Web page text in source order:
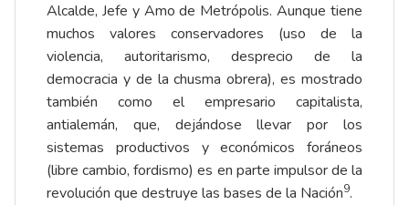
Alcalde, Jefe y Amo de Metrópolis. Aunque tiene
muchos valores conservadores (uso de la
violencia, autoritarismo, desprecio de la
democracia y de la chusma obrera), es mostrado
también como el empresario capitalista,
antialemán, que, dejándose llevar por los
sistemas productivos y económicos foráneos
(libre cambio, fordismo) es en parte impulsor de la
revolución que destruye las bases de la Nación9.